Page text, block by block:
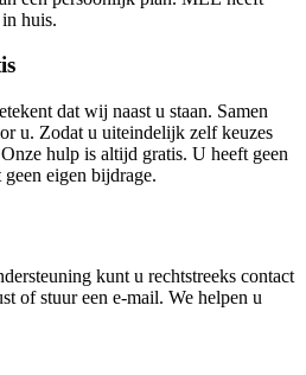
huis.
dat wij naast u staan. Samen
u. Zodat u uiteindelijk zelf keuzes
hulp is altijd gratis. U heeft geen
eigen bijdrage.
kunt u rechtstreeks contact
of stuur een e-mail. We helpen u